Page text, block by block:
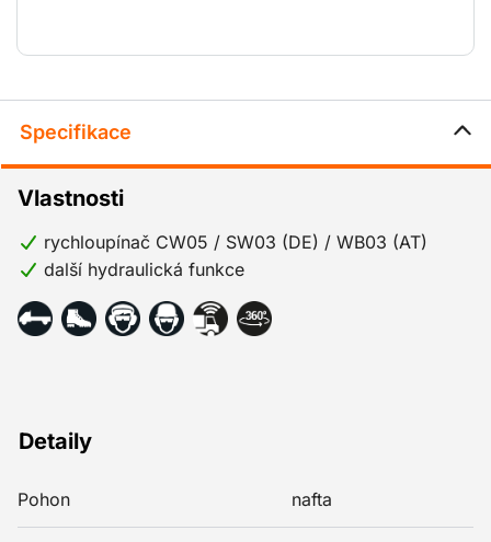
Specifikace
Detaily
Pohon nafta
Vlastnosti
rychloupínač CW05 / SW03 (DE) / WB03 (AT)
další hydraulická funkce